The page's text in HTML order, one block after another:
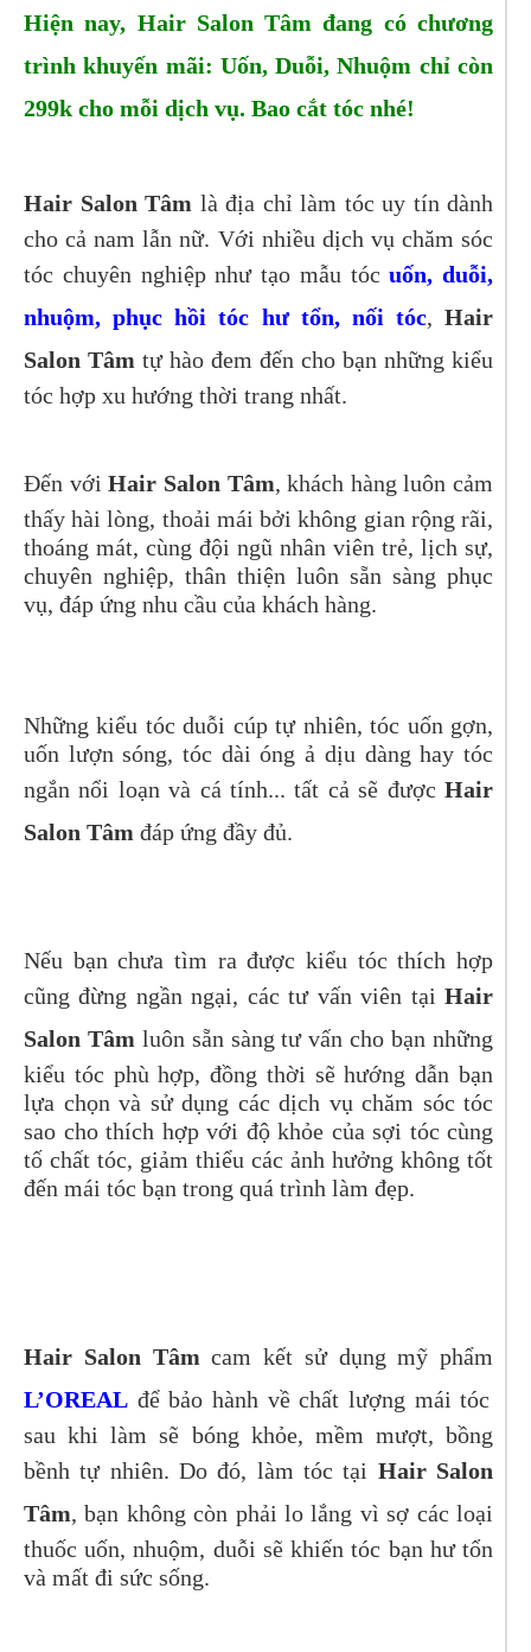
Hiện nay, Hair Salon Tâm đang có chương
trình khuyến mãi: Uốn, Duỗi, Nhuộm chỉ còn
299k cho mỗi dịch vụ. Bao cắt tóc nhé!
Hair Salon Tâm là địa chỉ làm tóc uy tín dành
cho cả nam lẫn nữ. Với nhiều dịch vụ chăm sóc
tóc chuyên nghiệp như tạo mẫu tóc uốn, duỗi,
nhuộm, phục hồi tóc hư tổn, nối tóc, Hair
Salon Tâm tự hào đem đến cho bạn những kiểu
tóc hợp xu hướng thời trang nhất.
Đến vớiHair Salon Tâm, khách hàng luôn cảm
thấy hài lòng, thoải mái bởi không gian rộng rãi,
thoáng mát, cùng đội ngũ nhân viên trẻ, lịch sự,
chuyên nghiệp, thân thiện luôn sẵn sàng phục
vụ, đáp ứng nhu cầu của khách hàng.
Những kiểu tóc duỗi cúp tự nhiên, tóc uốn gợn,
uốn lượn sóng, tóc dài óng ả dịu dàng hay tóc
ngắn nổi loạn và cá tính... tất cả sẽ được Hair
Salon Tâm đáp ứng đầy đủ.
Nếu bạn chưa tìm ra được kiểu tóc thích hợp
cũng đừng ngần ngại, các tư vấn viên tại Hair
Salon Tâm luôn sẵn sàng tư vấn cho bạn những
kiểu tóc phù hợp, đồng thời sẽ hướng dẫn bạn
lựa chọn và sử dụng các dịch vụ chăm sóc tóc
sao cho thích hợp với độ khỏe của sợi tóc cùng
tố chất tóc, giảm thiểu các ảnh hưởng không tốt
đến mái tóc bạn trong quá trình làm đẹp.
Hair Salon Tâm cam kết sử dụng mỹ phẩm
L’OREAL để bảo hành về chất lượng mái tóc
sau khi làm sẽ bóng khỏe, mềm mượt, bồng
bềnh tự nhiên. Do đó, làm tóc tại Hair Salon
Tâm, bạn không còn phải lo lắng vì sợ các loại
thuốc uốn, nhuộm, duỗi sẽ khiến tóc bạn hư tổn
và mất đi sức sống.